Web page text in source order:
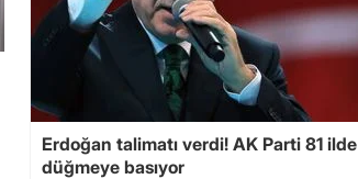
Erdoğan talimatı verdi! AK Parti 81 ilde
düğmeye basıyor